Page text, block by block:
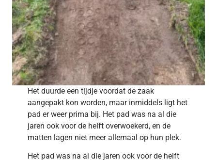
Het duurde een tijdje voordat de zaak
aangepakt kon worden, maar inmiddels ligt het
pad er weer prima bij. Het pad was na al die
jaren ook voor de helft overwoekerd, en de
matten lagen niet meer allemaal op hun plek.
Het pad was na al die jaren ook voor de helft